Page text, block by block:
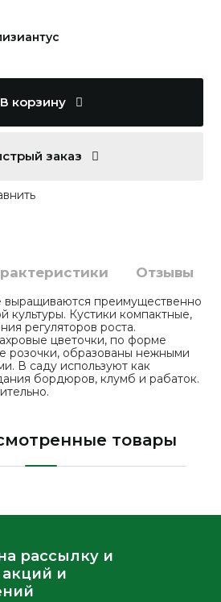
В корзину
заказ
Отзывы
выращиваются преимущественно
культуры. Кустики компактные,
регуляторов роста.
цветочки, по форме
розочки, образованы нежными
В саду используют как
бордюров, клумб и рабаток.
товары
рассылку и
акций и